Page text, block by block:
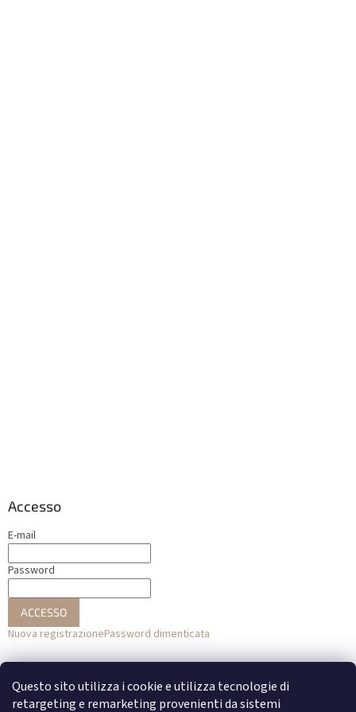
Questo sito utilizza i cookie e utilizza tecnologie di
retargeting e remarketing provenienti da sistemi
Accesso
E-mail
Password
ACCESSO
Nuova registrazionePassword dimenticata
o
Accesso con Facebook